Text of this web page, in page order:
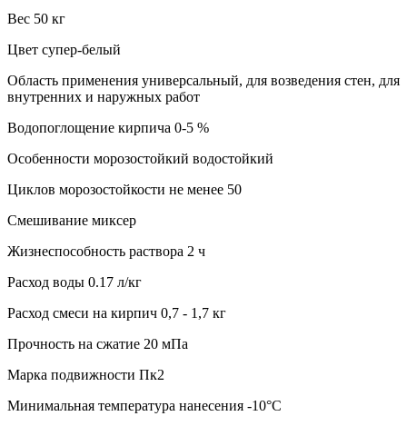
Вес 50 кг
Цвет супер-белый
Область применения универсальный, для возведения стен, для
внутренних и наружных работ
Водопоглощение кирпича 0-5 %
Особенности морозостойкий водостойкий
Циклов морозостойкости не менее 50
Смешивание миксер
Жизнеспособность раствора 2 ч
Расход воды 0.17 л/кг
Расход смеси на кирпич 0,7 - 1,7 кг
Прочность на сжатие 20 мПа
Марка подвижности Пк2
Минимальная температура нанесения -10°C